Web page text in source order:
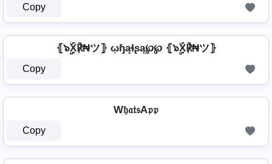
Copy
⦃๖ۣۣۜX℟₦ツ⦄ ῳɧąɬʂą℘℘ ⦃๖ۣۣۜX℟₦ツ⦄
Copy
W𝔥𝔞𝔱𝔰A𝔭𝔭
Copy